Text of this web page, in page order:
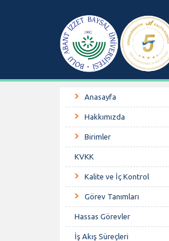
Anasayfa
Hakkımızda
Birimler
KVKK
Kalite ve İç Kontrol
Görev Tanımları
Hassas Görevler
İş Akış Süreçleri